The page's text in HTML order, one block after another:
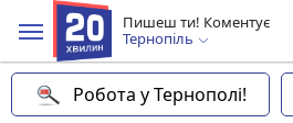
Пишеш ти! Коментує
Тернопіль
Робота у Тернополі!